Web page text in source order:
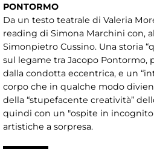
PONTORMO
Da un testo teatrale di Valeria
reading di Simona Marchini con,
Simonpietro Cussino. Una storia
sul legame tra Jacopo Pontormo,
dalla condotta eccentrica, e un
corpo che in qualche modo
della “stupefacente creatività”
quindi con un "ospite in
artistiche a sorpresa.